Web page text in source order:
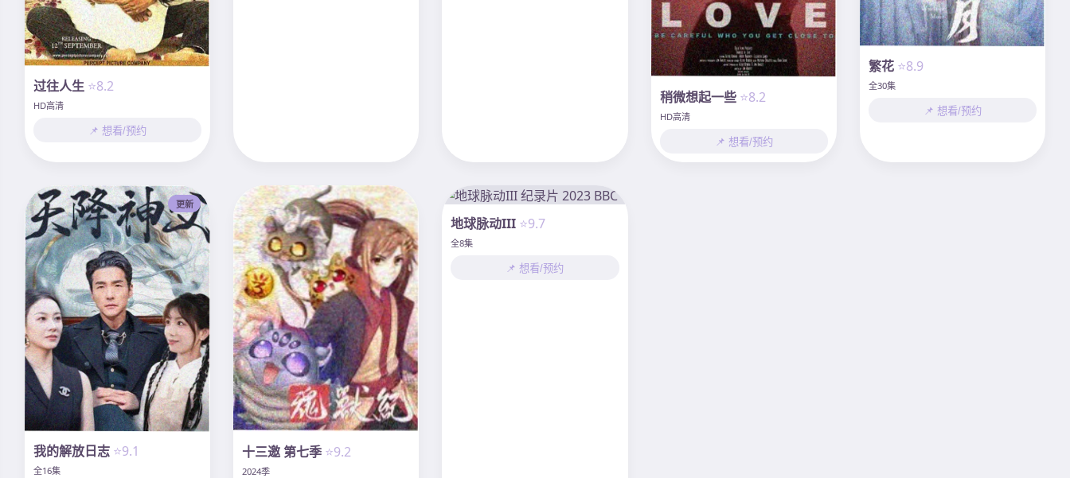
过往人生 ⭐8.2
HD高清
📌 想看/预约
稍微想起一些 ⭐8.2
HD高清
📌 想看/预约
繁花 ⭐8.9
全30集
📌 想看/预约
更新
我的解放日志 ⭐9.1
全16集
十三邀 第七季 ⭐9.2
2024季
地球脉动III ⭐9.7
全8集
📌 想看/预约